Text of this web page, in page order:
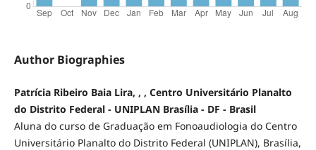
Author Biographies
Patrícia Ribeiro Baia Lira, , , Centro Universitário Planalto
do Distrito Federal - UNIPLAN Brasília - DF - Brasil
Aluna do curso de Graduação em Fonoaudiologia do Centro
Universitário Planalto do Distrito Federal (UNIPLAN), Brasília,